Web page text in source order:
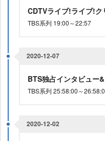
CDTVライブ!ライブ!
TBS系列 19:00～22:57
2020-12-07
BTS独占インタビュー
TBS系列 25:58:00～
2020-12-02